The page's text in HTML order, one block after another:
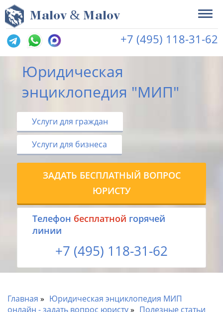
Malov & Malov
+7 (495) 118-31-62
Юридическая
энциклопедия "МИП"
Услуги для граждан
Услуги для бизнеса
ЗАДАТЬ БЕСПЛАТНЫЙ ВОПРОС
ЮРИСТУ
Tелефон бесплатной горячей
линии
+7 (495) 118-31-62
Главная
Юридическая энциклопедия МИП
онлайн - задать вопрос юристу
Полезные статьи